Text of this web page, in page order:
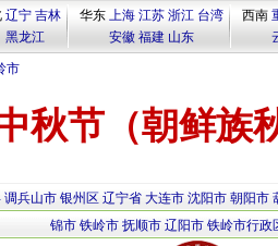
辽宁 吉林
黑龙江
华东 上海 江苏 浙江 台湾
安徽 福建 山东
西南
市
秋节（朝鲜族
调兵山市 银州区 辽宁省 大连市 沈阳市 朝阳市
锦市 铁岭市 抚顺市 辽阳市 铁岭市行政